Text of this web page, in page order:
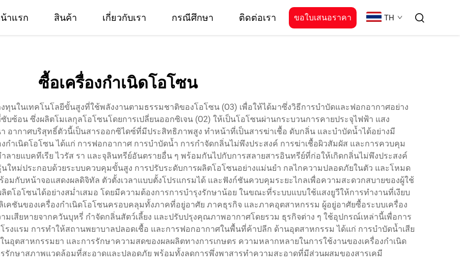
าแรก สินค้า เกี่ยวกับเรา กรณีศึกษา ติดต่อเรา ขอใบเสนอราคา TH
ซื้อเครื่องกำเนิดโอโซน
นในเทคโนโลยีขั้นสูงที่ใช้พลังงานตามธรรมชาติของโอโซน (O3) เพื่อให้ได้มาซึ่งวิธีการบำบัดและฟอกอากาศอย่าง
ซ้อน ซึ่งผลิตโมเลกุลโอโซนโดยการเปลี่ยนออกซิเจน (O2) ให้เป็นโอโซนผ่านกระบวนการคายประจุไฟฟ้า แสง
อากาศบริสุทธิ์ตัวนี้เป็นสารออกซิไดซ์ที่มีประสิทธิภาพสูง ทำหน้าที่เป็นสารฆ่าเชื้อ ดับกลิ่น และบำบัดน้ำได้อย่างมี
ำเนิดโอโซน ได้แก่ การฟอกอากาศ การบำบัดน้ำ การกำจัดกลิ่นไม่พึงประสงค์ การฆ่าเชื้อผิวสัมผัส และการควบคุม
ายแบคทีเรีย ไวรัส รา และจุลินทรีย์อันตรายอื่น ๆ พร้อมกันไปกับการสลายสารอินทรีย์ที่ก่อให้เกิดกลิ่นไม่พึงประสงค์
ใหม่ประกอบด้วยระบบควบคุมขั้นสูง การปรับระดับการผลิตโอโซนอย่างแม่นยำ กลไกความปลอดภัยในตัว และโหมด
มกับหน้าจอแสดงผลดิจิทัล ตัวตั้งเวลาแบบตั้งโปรแกรมได้ และฟังก์ชันควบคุมระยะไกลเพื่อความสะดวกสบายของผู้ใช้
ตโอโซนได้อย่างสม่ำเสมอ โดยมีความต้องการการบำรุงรักษาน้อย ในขณะที่ระบบแบบใช้แสงยูวีให้การทำงานที่เงียบ
คชันของเครื่องกำเนิดโอโซนครอบคลุมทั้งภาคที่อยู่อาศัย ภาคธุรกิจ และภาคอุตสาหกรรม ผู้อยู่อาศัยซื้อระบบเครื่อง
เสียหายจากควันบุหรี่ กำจัดกลิ่นสัตว์เลี้ยง และปรับปรุงคุณภาพอากาศโดยรวม ธุรกิจต่าง ๆ ใช้อุปกรณ์เหล่านี้เพื่อการ
งแรม การทำให้สถานพยาบาลปลอดเชื้อ และการฟอกอากาศในพื้นที่ค้าปลีก ด้านอุตสาหกรรม ได้แก่ การบำบัดน้ำเสีย
อุตสาหกรรมยา และการรักษาความสดของผลผลิตทางการเกษตร ความหลากหลายในการใช้งานของเครื่องกำเนิด
รักษาสภาพแวดล้อมที่สะอาดและปลอดภัย พร้อมทั้งลดการพึ่งพาสารทำความสะอาดที่มีส่วนผสมของสารเคมี